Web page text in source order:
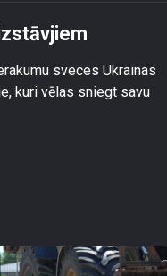
sveces Ukrainas
kuri vēlas sniegt savu